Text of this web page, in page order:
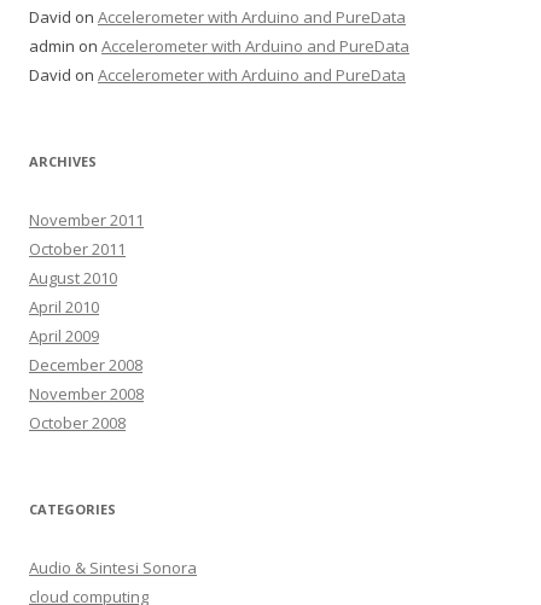
David on Accelerometer with Arduino and PureData
admin on Accelerometer with Arduino and PureData
David on Accelerometer with Arduino and PureData
ARCHIVES
November 2011
October 2011
August 2010
April 2010
April 2009
December 2008
November 2008
October 2008
CATEGORIES
Audio & Sintesi Sonora
cloud computing